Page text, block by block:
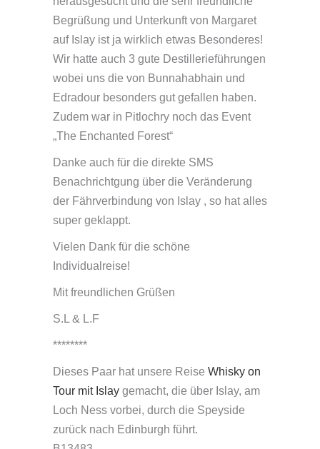
Begrüßung und Unterkunft von Margaret
auf Islay ist ja wirklich etwas Besonderes!
Wir hatte auch 3 gute Destillerieführungen
wobei uns die von Bunnahabhain und
Edradour besonders gut gefallen haben.
Zudem war in Pitlochry noch das Event
„The Enchanted Forest“
Danke auch für die direkte SMS
Benachrichtgung über die Veränderung
der Fährverbindung von Islay , so hat alles
super geklappt.
Vielen Dank für die schöne
Individualreise!
Mit freundlichen Grüßen
S.L & L.F
********
Dieses Paar hat unsere Reise Whisky on
Tour mit Islay gemacht, die über Islay, am
Loch Ness vorbei, durch die Speyside
zurück nach Edinburgh führt.